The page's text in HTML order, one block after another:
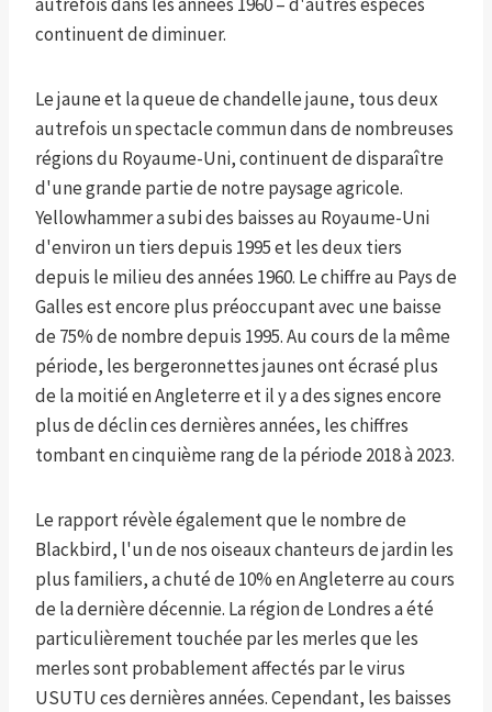
continuent de diminuer.
Le jaune et la queue de chandelle jaune, tous deux
autrefois un spectacle commun dans de nombreuses
régions du Royaume-Uni, continuent de disparaître
d'une grande partie de notre paysage agricole.
Yellowhammer a subi des baisses au Royaume-Uni
d'environ un tiers depuis 1995 et les deux tiers
depuis le milieu des années 1960. Le chiffre au Pays de
Galles est encore plus préoccupant avec une baisse
de 75% de nombre depuis 1995. Au cours de la même
période, les bergeronnettes jaunes ont écrasé plus
de la moitié en Angleterre et il y a des signes encore
plus de déclin ces dernières années, les chiffres
tombant en cinquième rang de la période 2018 à 2023.
Le rapport révèle également que le nombre de
Blackbird, l'un de nos oiseaux chanteurs de jardin les
plus familiers, a chuté de 10% en Angleterre au cours
de la dernière décennie. La région de Londres a été
particulièrement touchée par les merles que les
merles sont probablement affectés par le virus
USUTU ces dernières années. Cependant, les baisses